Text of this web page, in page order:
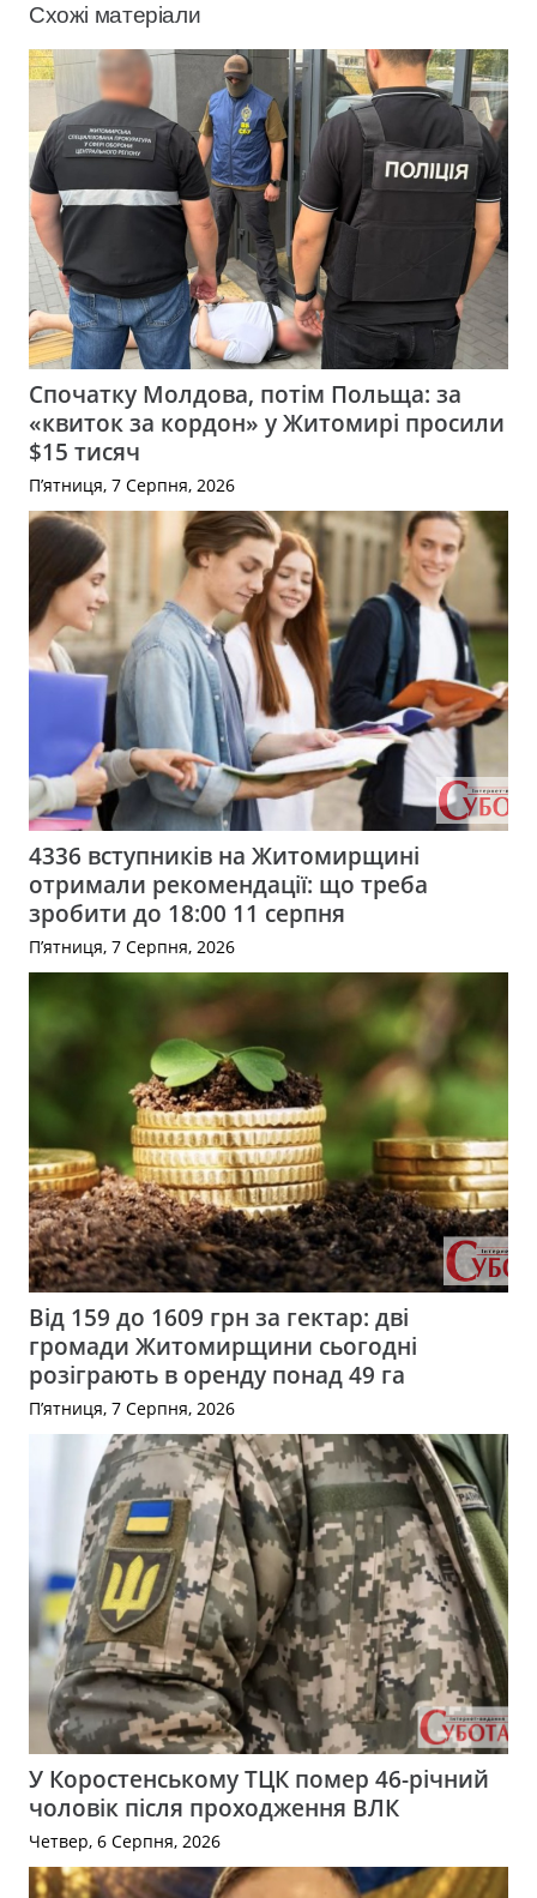
Схожі матеріали
Спочатку Молдова, потім Польща: за
«квиток за кордон» у Житомирі просили
$15 тисяч
П’ятниця, 7 Серпня, 2026
4336 вступників на Житомирщині
отримали рекомендації: що треба
зробити до 18:00 11 серпня
П’ятниця, 7 Серпня, 2026
Від 159 до 1609 грн за гектар: дві
громади Житомирщини сьогодні
розіграють в оренду понад 49 га
П’ятниця, 7 Серпня, 2026
У Коростенському ТЦК помер 46-річний
чоловік після проходження ВЛК
Четвер, 6 Серпня, 2026